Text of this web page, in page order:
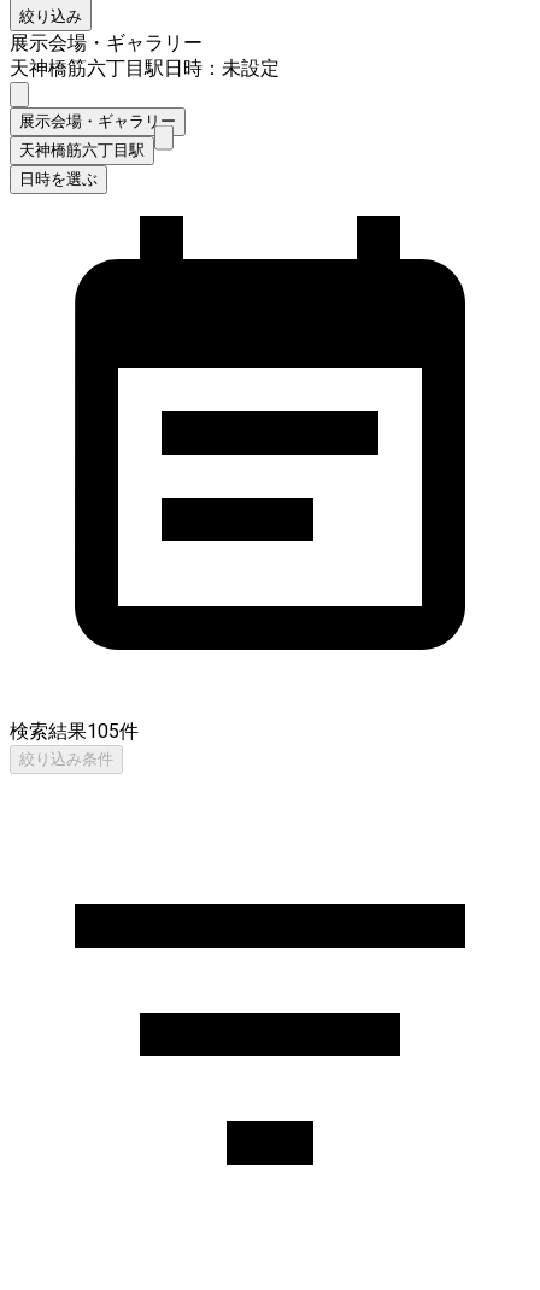
絞り込み
展示会場・ギャラリー
天神橋筋六丁目駅日時：未設定
展示会場・ギャラリー
天神橋筋六丁目駅
日時を選ぶ
検索結果105件
絞り込み条件